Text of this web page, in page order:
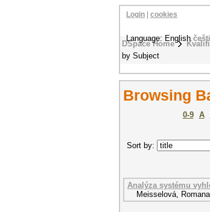
DSpace Home
by Subject
Login cookies
Language: English
Browsing
0-9 A
Sort by:
Analýza systému
Meisselová, Romana